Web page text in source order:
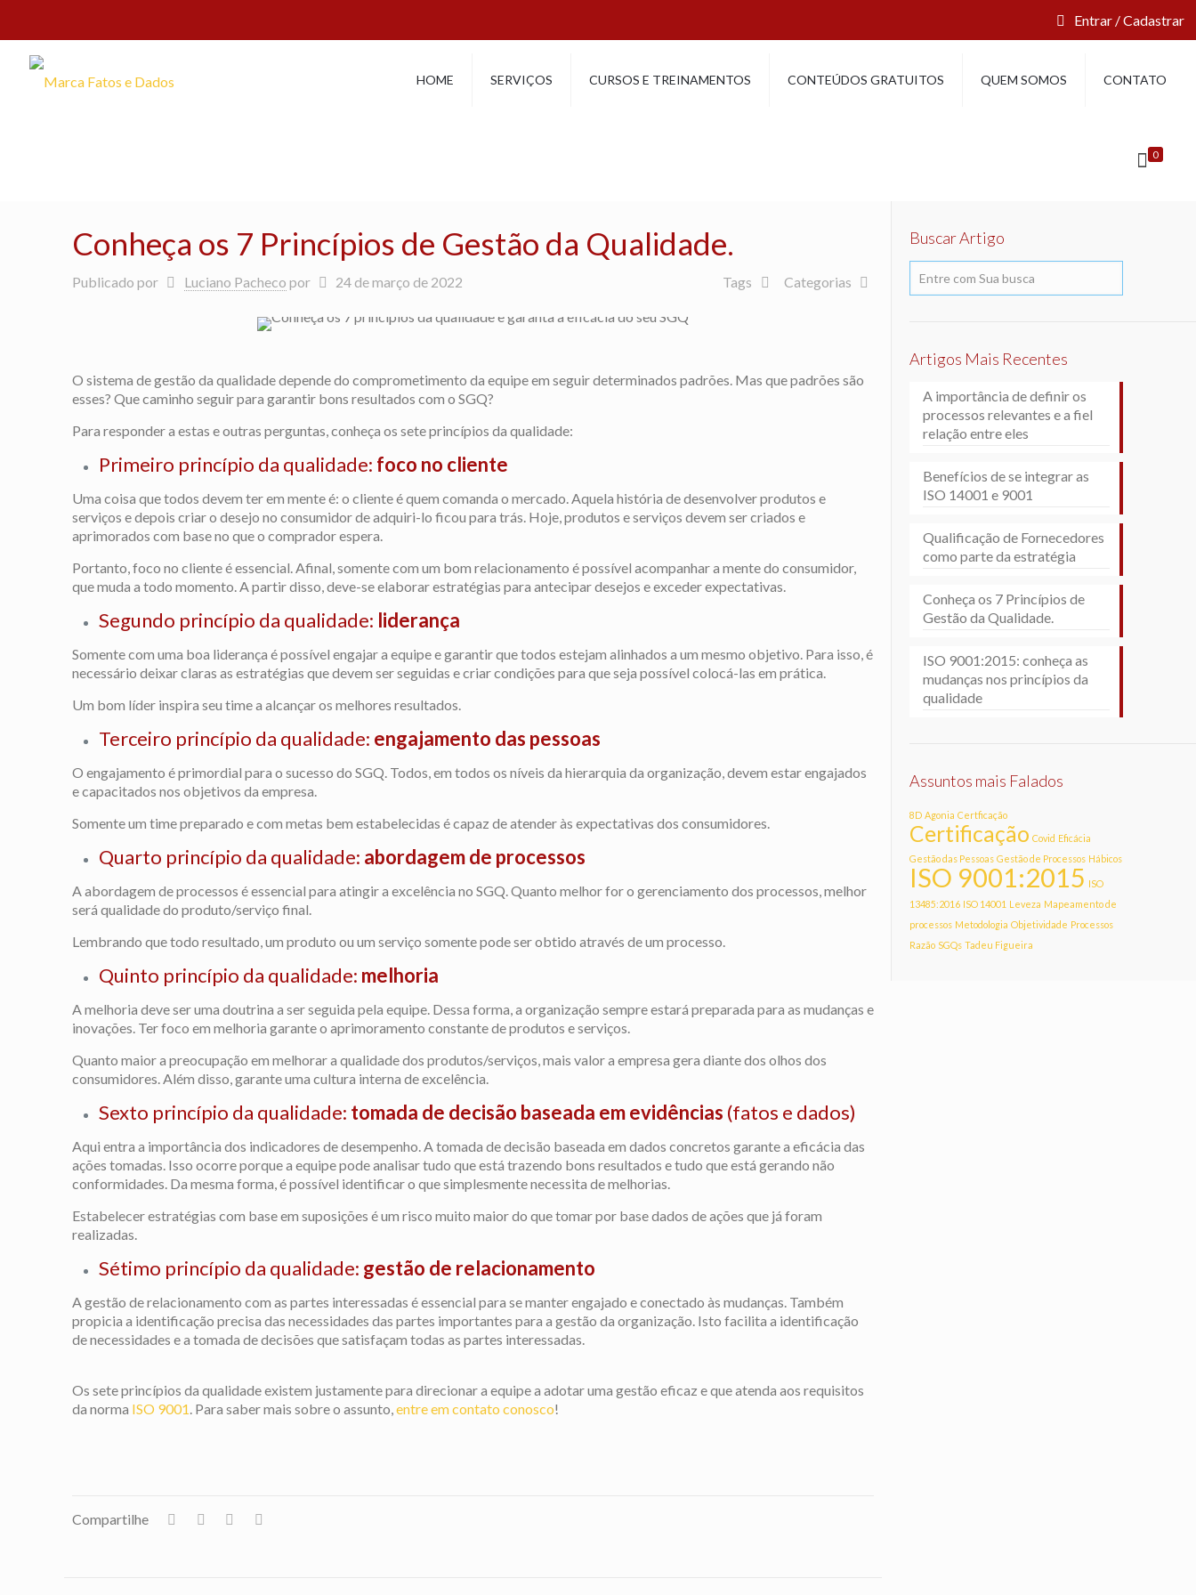
Entrar / Cadastrar
HOME SERVIÇOS CURSOS E TREINAMENTOS CONTEÚDOS GRATUITOS QUEM SOMOS CONTATO
0
Conheça os 7 Princípios de Gestão da Qualidade.
Publicado por Luciano Pacheco por 24 de março de 2022 Categorias
Tags
O sistema de gestão da qualidade depende do comprometimento da equipe em seguir determinados padrões. Mas que padrões são
esses? Que caminho seguir para garantir bons resultados com o SGQ?
Para responder a estas e outras perguntas, conheça os sete princípios da qualidade:
Primeiro princípio da qualidade: foco no cliente
Uma coisa que todos devem ter em mente é: o cliente é quem comanda o mercado. Aquela história de desenvolver produtos e
serviços e depois criar o desejo no consumidor de adquiri-lo ficou para trás. Hoje, produtos e serviços devem ser criados e
aprimorados com base no que o comprador espera.
Portanto, foco no cliente é essencial. Afinal, somente com um bom relacionamento é possível acompanhar a mente do consumidor,
que muda a todo momento. A partir disso, deve-se elaborar estratégias para antecipar desejos e exceder expectativas.
Segundo princípio da qualidade: liderança
Somente com uma boa liderança é possível engajar a equipe e garantir que todos estejam alinhados a um mesmo objetivo. Para isso, é
necessário deixar claras as estratégias que devem ser seguidas e criar condições para que seja possível colocá-las em prática.
Um bom líder inspira seu time a alcançar os melhores resultados.
Terceiro princípio da qualidade: engajamento das pessoas
Oengajamento é primordial para o sucesso do SGQ. Todos, em todos os níveis da hierarquia da organização, devem estar engajados
e capacitados nos objetivos da empresa.
Somente um time preparado e com metas bem estabelecidas é capaz de atender às expectativas dos consumidores.
Quarto princípio da qualidade: abordagem de processos
A abordagem de processos é essencial para atingir a excelência no SGQ. Quanto melhor for o gerenciamento dos processos, melhor
será qualidade do produto/serviço final.
Lembrando que todo resultado, um produto ou um serviço somente pode ser obtido através de um processo.
Quinto princípio da qualidade: melhoria
A melhoria deve ser uma doutrina a ser seguida pela equipe. Dessa forma, a organização sempre estará preparada para as mudanças e
inovações. Ter foco em melhoria garante o aprimoramento constante de produtos e serviços.
Quanto maior a preocupação em melhorar a qualidade dos produtos/serviços, mais valor a empresa gera diante dos olhos dos
consumidores. Além disso, garante uma cultura interna de excelência.
Sexto princípio da qualidade: tomada de decisão baseada em evidências (fatos e dados)
Aqui entra a importância dos indicadores de desempenho. A tomada de decisão baseada em dados concretos garante a eficácia das
ações tomadas. Isso ocorre porque a equipe pode analisar tudo que está trazendo bons resultados e tudo que está gerando não
conformidades. Da mesma forma, é possível identificar o que simplesmente necessita de melhorias.
Estabelecer estratégias com base em suposições é um risco muito maior do que tomar por base dados de ações que já foram
realizadas.
Sétimo princípio da qualidade: gestão de relacionamento
A gestão de relacionamento com as partes interessadas é essencial para se manter engajado e conectado às mudanças. Também
propicia a identificação precisa das necessidades das partes importantes para a gestão da organização. Isto facilita a identificação
de necessidades e a tomada de decisões que satisfaçam todas as partes interessadas.
Os sete princípios da qualidade existem justamente para direcionar a equipe a adotar uma gestão eficaz e que atenda aos requisitos
da norma ISO 9001. Para saber mais sobre o assunto,entre em contato conosco!
Compartilhe
Buscar Artigo
Artigos Mais Recentes
A importância de definir os
processos relevantes e a fiel
relação entre eles
Benefícios de se integrar as
ISO 14001 e 9001
Qualificação de Fornecedores
como parte da estratégia
Conheça os 7 Princípios de
Gestão da Qualidade.
ISO 9001:2015: conheça as
mudanças nos princípios da
qualidade
Assuntos mais Falados
8D Agonia Certficação
Certificação Covid Eficácia
Gestão das Pessoas Gestão de Processos Hábicos
ISO 9001:2015 ISO
13485:2016 ISO 14001 Leveza Mapeamento de
processos Metodologia Objetividade Processos
Razão SGQs Tadeu Figueira